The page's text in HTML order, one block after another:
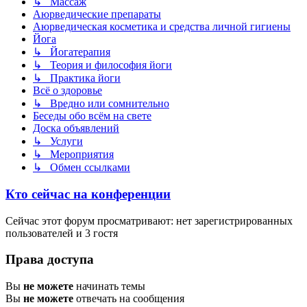
Аюрведические препараты
Аюрведическая косметика и средства личной гигиены
Йога
↳ Йогатерапия
↳ Теория и философия йоги
↳ Практика йоги
Всё о здоровье
↳ Вредно или сомнительно
Беседы обо всём на свете
Доска объявлений
↳ Услуги
↳ Мероприятия
↳ Обмен ссылками
Кто сейчас на конференции
Сейчас этот форум просматривают: нет зарегистрированных
пользователей и 3 гостя
Права доступа
Вы не можете начинать темы
Вы не можете отвечать на сообщения